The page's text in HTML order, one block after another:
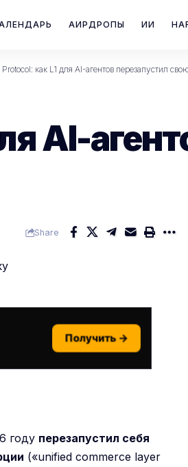
АИРДРОПЫ ИИ
Protocol: как L1 для AI-агентов перезапустил
AI-
Share
Получить →
году перезапустил себя
(«unified commerce layer